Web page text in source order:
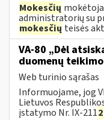
Mokesčių
administratorių su
mokesčių teisės
VA-80 „Dėl
duomenų
Web turinio sąrašas
Informuojame, jog
Lietuvos
įstatymo Nr. IX-2112